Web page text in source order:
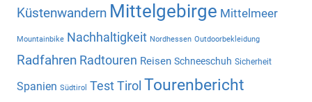
Küstenwandern Mittelgebirge Mittelmeer
Mountainbike Nachhaltigkeit Nordhessen Outdoorbekleidung
Radfahren Radtouren Reisen Schneeschuh Sicherheit
Spanien Südtirol TestTirol Tourenbericht